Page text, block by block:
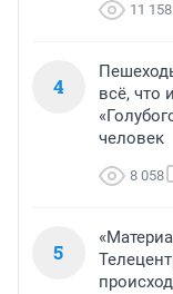
11 158
4
всё, что
человек
8 058
5